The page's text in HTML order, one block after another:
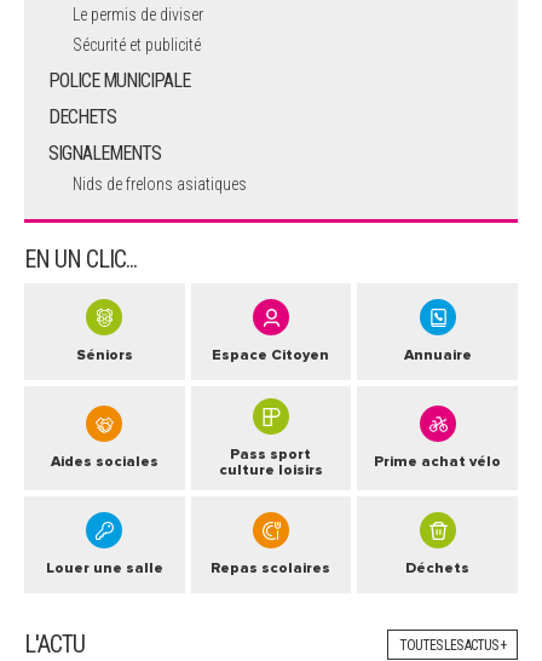
Le permis de diviser
Sécurité et publicité
POLICE MUNICIPALE
DECHETS
SIGNALEMENTS
Nids de frelons asiatiques
EN UN CLIC...
Séniors Espace Citoyen Annuaire
Aides sociales
Pass sport
culture loisirs
Prime achat vélo
Louer une salle Repas scolaires Déchets
L'ACTU TOUTES LES ACTUS +